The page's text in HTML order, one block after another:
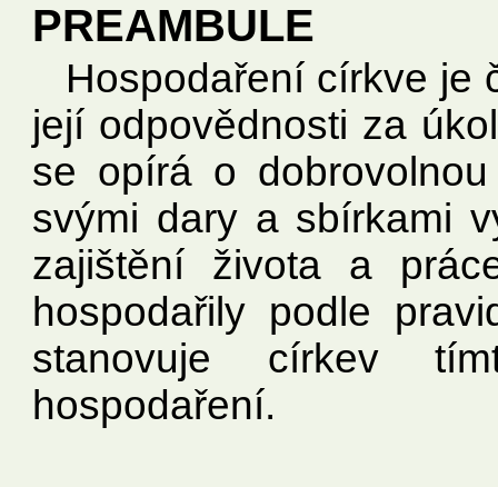
PREAMBULE
Hospodaření církve je
její odpovědnosti za
se opírá o
svými dary a sbírkami
zajištění života a
hospodařily podle
stanovuje církev
hospodaření.